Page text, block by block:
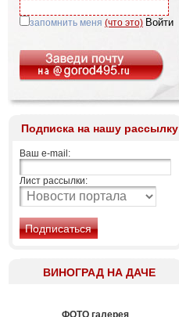
запомнить меня (что это)
Подписка на нашу рассылку
Ваш e-mail:
Лист рассылки:
ВИНОГРАД НА ДАЧЕ
ФОТО галерея